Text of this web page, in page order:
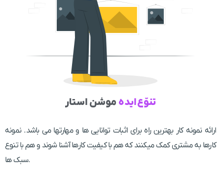
موشن استار تنوّع ایده
ارائه نمونه کار بهترین راه برای اثبات توانایی ها و مهارتها می باشد. نمونه
کارها به مشتری کمک میکنند که هم با کیفیت کارها آشنا شوند و هم با تنوع
سبک ها.